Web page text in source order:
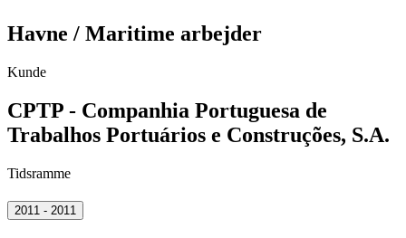
Havne / Maritime arbejder
Kunde
CPTP - Companhia Portuguesa de
Trabalhos Portuários e Construções, S.A.
Tidsramme
2011 - 2011